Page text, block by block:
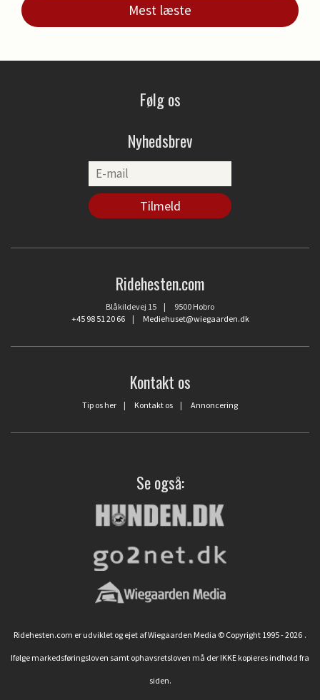
Mest læste
Følg os
Nyhedsbrev
Ridehesten.com
Blåkildevej 15 | 9500 Hobro
+45 98 51 20 66| Mediehuset@wiegaarden.dk
Kontakt os
Tip os her | Kontakt os | Annoncering
Se også:
Ridehesten.com er udviklet og ejet af Wiegaarden Media © Copyright 1995 - 2026 .
Ifølge markedsføringsloven samt ophavsretsloven må der IKKE kopieres indhold fra
siden.